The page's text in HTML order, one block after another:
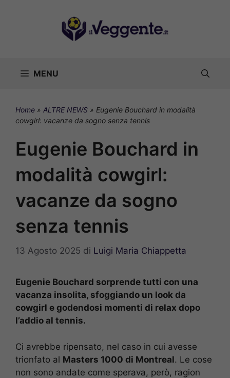
MENU
Home » ALTRE NEWS » Eugenie Bouchard in modalità
cowgirl: vacanze da sogno senza tennis
Eugenie Bouchard in
modalità cowgirl:
vacanze da sogno
senza tennis
13 Agosto 2025 di Luigi Maria Chiappetta
Eugenie Bouchard sorprende tutti con una
vacanza insolita, sfoggiando un look da
cowgirl e godendosi momenti di relax dopo
l’addio al tennis.
Ci avrebbe ripensato, nel caso in cui avesse
trionfato al Masters 1000 di Montreal. Le cose
non sono andate come sperava, però, ragion